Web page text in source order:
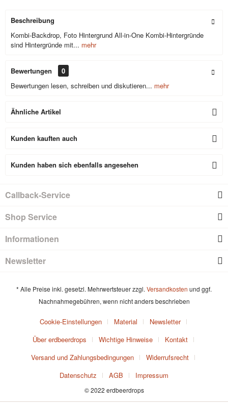
Beschreibung
Kombi-Backdrop, Foto Hintergrund All-in-One Kombi-Hintergründe
sind Hintergründe mit... mehr
Bewertungen
0
Bewertungen lesen, schreiben und diskutieren... mehr
Ähnliche Artikel
Kunden kauften auch
Kunden haben sich ebenfalls angesehen
Callback-Service
Shop Service
Informationen
Newsletter
* Alle Preise inkl. gesetzl. Mehrwertsteuer zzgl. Versandkosten und ggf.
Nachnahmegebühren, wenn nicht anders beschrieben
Cookie-Einstellungen Material
Newsletter
Über erdbeerdrops
Wichtige Hinweise
Kontakt
Versand und Zahlungsbedingungen
Widerrufsrecht
Datenschutz
AGB Impressum
© 2022 erdbeerdrops